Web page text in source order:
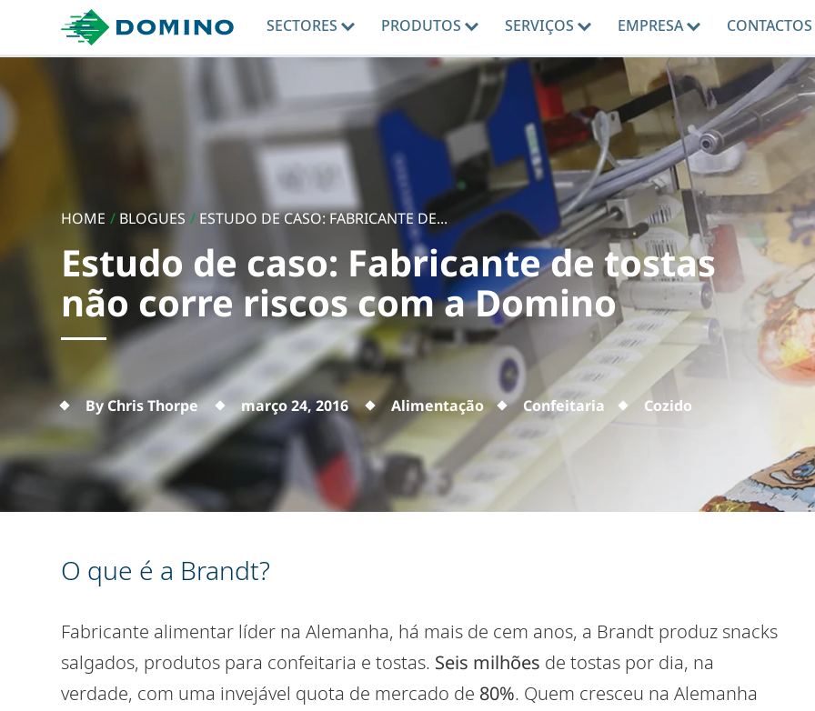
SECTORES PRODUTOS SERVIÇOS EMPRESA CONTACTOS
HOME / BLOGUES / ESTUDO DE CASO: FABRICANTE DE...
Estudo de caso: Fabricante de tostas
não corre riscos com a Domino
By Chris Thorpe março 24, 2016 Alimentação Confeitaria Cozido
O que é a Brandt?
Fabricante alimentar líder na Alemanha, há mais de cem anos, a Brandt produz snacks
salgados, produtos para confeitaria e tostas. Seis milhões de tostas por dia, na
verdade, com uma invejável quota de mercado de 80%. Quem cresceu na Alemanha